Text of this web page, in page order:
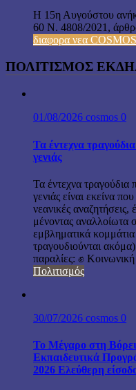
Η 15η Αυγούστου
60 Ν. 4808/2021,
διαφορα νεα
ΠΟΛΙΤΙΣΜΟΣ
01/08/2026 cosmos 0
Τα έντεχνα
γενιάς
Τα έντεχνα τραγούδια
γενιάς είναι εκείνα
νεανικές αναζητήσεις,
μένοντας αναλλοίωτα
εμβληματικά
τραγουδιούνται
παραλίες: ✊
Πολιτισμός
30/07/2026 cosmos 0
Το Μέγαρο στη
Εκπαιδευτικά
2026 Ελεύθερη